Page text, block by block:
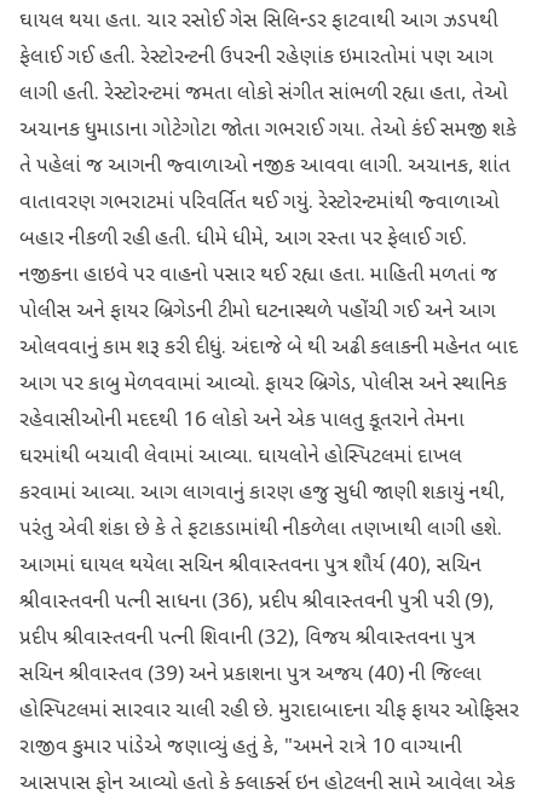
ઘાયલ થયા હતા. ચાર રસોઈ ગેસ સિલિન્ડર ફાટવાથી આગ ઝડપથી
ફેલાઈ ગઈ હતી. રેસ્ટોરન્ટની ઉપરની રહેણાંક ઇમારતોમાં પણ આગ
લાગી હતી. રેસ્ટોરન્ટમાં જમતા લોકો સંગીત સાંભળી રહ્યા હતા, તેઓ
અચાનક ધુમાડાના ગોટેગોટા જોતા ગભરાઈ ગયા. તેઓ કંઈ સમજી શકે
તે પહેલાં જ આગની જ્વાળાઓ નજીક આવવા લાગી. અચાનક, શાંત
વાતાવરણ ગભરાટમાં પરિવર્તિત થઈ ગયું. રેસ્ટોરન્ટમાંથી જ્વાળાઓ
બહાર નીકળી રહી હતી. ધીમે ધીમે, આગ રસ્તા પર ફેલાઈ ગઈ.
નજીકના હાઇવે પર વાહનો પસાર થઈ રહ્યા હતા. માહિતી મળતાં જ
પોલીસ અને ફાયર બ્રિગેડની ટીમો ઘટનાસ્થળે પહોંચી ગઈ અને આગ
ઓલવવાનું કામ શરૂ કરી દીધું. અંદાજે બે થી અઢી કલાકની મહેનત બાદ
આગ પર કાબુ મેળવવામાં આવ્યો. ફાયર બ્રિગેડ, પોલીસ અને સ્થાનિક
રહેવાસીઓની મદદથી 16 લોકો અને એક પાલતુ કૂતરાને તેમના
ઘરમાંથી બચાવી લેવામાં આવ્યા. ઘાયલોને હોસ્પિટલમાં દાખલ
કરવામાં આવ્યા. આગ લાગવાનું કારણ હજુ સુધી જાણી શકાયું નથી,
પરંતુ એવી શંકા છે કે તે ફટાકડામાંથી નીકળેલા તણખાથી લાગી હશે.
આગમાં ઘાયલ થયેલા સચિન શ્રીવાસ્તવના પુત્ર શૌર્ય (40), સચિન
શ્રીવાસ્તવની પત્ની સાધના (36), પ્રદીપ શ્રીવાસ્તવની પુત્રી પરી (9),
પ્રદીપ શ્રીવાસ્તવની પત્ની શિવાની (32), વિજય શ્રીવાસ્તવના પુત્ર
સચિન શ્રીવાસ્તવ (39) અને પ્રકાશના પુત્ર અજય (40) ની જિલ્લા
હોસ્પિટલમાં સારવાર ચાલી રહી છે. મુરાદાબાદના ચીફ ફાયર ઓફિસર
રાજીવ કુમાર પાંડેએ જણાવ્યું હતું કે, "અમને રાત્રે 10 વાગ્યાની
આસપાસ ફોન આવ્યો હતો કે ક્લાર્ક્સ ઇન હોટલની સામે આવેલા એક